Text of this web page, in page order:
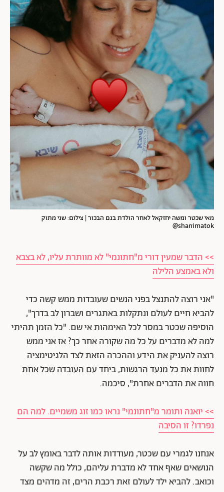
מאי שכטר ומשה יחזקאל לאחר הולדת בנם הבכור | צילום: שני מתוק
shanimatok@
>> הדבר שמעין דורי מ"חתונמי" לא מוותרת עליו, לא בצבא
ולא באמצע הלילה
"אני רוצה להתנצל בפני הנשים שעובדות ממש קשה כדי
להביא חיים לעולם ונתקלות באתגרים ושברון לב בדרך",
הוסיפה שכטר במסר לכל האימהות אי שם. "כל הזמן תהיתי
למה לא מדברים על כל מה שקורה אחר כך? אז אני ממש
רוצה להעניק את הידע וההכרה הזאת לצד הלגיטימציה
לחוות את כל מנעד הרגשות, ביחד עם העובדה שכל אחת
חווה את הדברים אחרת", סיכמה.
>> יואנה ותומר מ"חתונמי" נראו כמו זוג משמיים. למה הם
נפרדו? זו הסיבה
אנחנו לגמרי עם שכטר, מעודדות אותה לדבר באומץ לב על
הנושאים שאף אחד לא מדברת עליהם, כולל מה שקשה
וכואב. להביא ילד לעולם זאת רכבת הרים, זה מדהים מצד